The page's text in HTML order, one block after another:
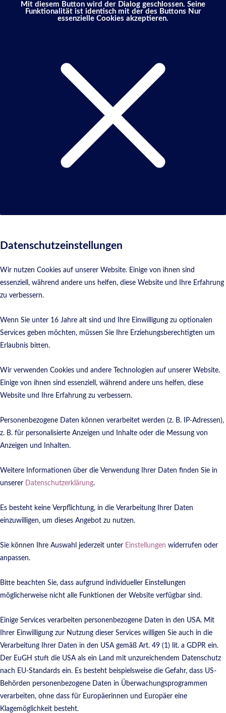
Mit diesem Button wird der Dialog geschlossen. Seine
Funktionalität ist identisch mit der des Buttons Nur
essenzielle Cookies akzeptieren.
Datenschutzeinstellungen
Wir nutzen Cookies auf unserer Website. Einige von ihnen sind
essenziell, während andere uns helfen, diese Website und Ihre Erfahrung
zu verbessern.
Wenn Sie unter 16 Jahre alt sind und Ihre Einwilligung zu optionalen
Services geben möchten, müssen Sie Ihre Erziehungsberechtigten um
Erlaubnis bitten.
Wir verwenden Cookies und andere Technologien auf unserer Website.
Einige von ihnen sind essenziell, während andere uns helfen, diese
Website und Ihre Erfahrung zu verbessern.
Personenbezogene Daten können verarbeitet werden (z. B. IP-Adressen),
z. B. für personalisierte Anzeigen und Inhalte oder die Messung von
Anzeigen und Inhalten.
Weitere Informationen über die Verwendung Ihrer Daten finden Sie in
unserer Datenschutzerklärung.
Es besteht keine Verpflichtung, in die Verarbeitung Ihrer Daten
einzuwilligen, um dieses Angebot zu nutzen.
Sie können Ihre Auswahl jederzeit unter Einstellungen widerrufen oder
anpassen.
Bitte beachten Sie, dass aufgrund individueller Einstellungen
möglicherweise nicht alle Funktionen der Website verfügbar sind.
Einige Services verarbeiten personenbezogene Daten in den USA. Mit
Ihrer Einwilligung zur Nutzung dieser Services willigen Sie auch in die
Verarbeitung Ihrer Daten in den USA gemäß Art. 49 (1) lit. a GDPR ein.
Der EuGH stuft die USA als ein Land mit unzureichendem Datenschutz
nach EU-Standards ein. Es besteht beispielsweise die Gefahr, dass US-
Behörden personenbezogene Daten in Überwachungsprogrammen
verarbeiten, ohne dass für Europäerinnen und Europäer eine
Klagemöglichkeit besteht.